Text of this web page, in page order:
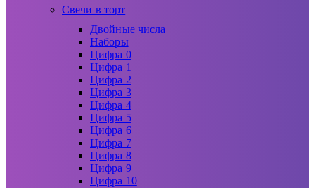
Свечи в торт
Двойные числа
Наборы
Цифра 0
Цифра 1
Цифра 2
Цифра 3
Цифра 4
Цифра 5
Цифра 6
Цифра 7
Цифра 8
Цифра 9
Цифра 10